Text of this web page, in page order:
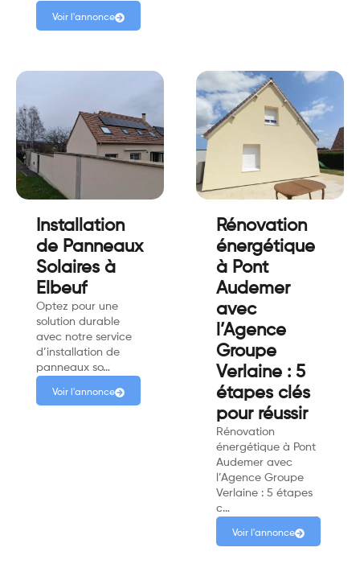
Voir l'annonce
Installation
de Panneaux
Solaires à
Elbeuf
Optez pour une
solution durable
avec notre service
d’installation de
panneaux so…
Voir l'annonce
Rénovation
énergétique
à Pont
Audemer
avec
l’Agence
Groupe
Verlaine : 5
étapes clés
pour réussir
Rénovation
énergétique à Pont
Audemer avec
l’Agence Groupe
Verlaine : 5 étapes
c…
Voir l'annonce